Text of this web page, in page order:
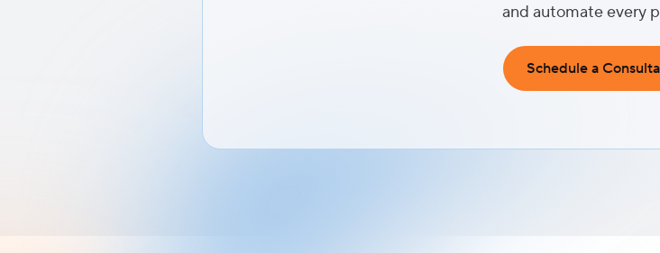
and automate every
Schedule a